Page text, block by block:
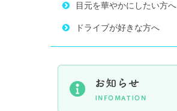
目元を華やかにしたい方へ
ドライブが好きな方へ